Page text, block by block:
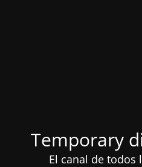
Temporary
El canal de todos